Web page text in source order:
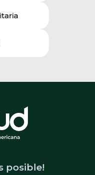
posible!